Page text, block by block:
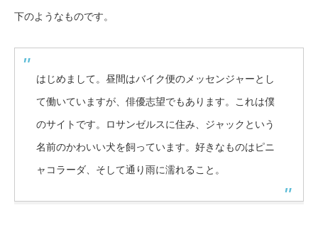
下のようなものです。
はじめまして。昼間はバイク便のメッセンジャーとし
て働いていますが、俳優志望でもあります。これは僕
のサイトです。ロサンゼルスに住み、ジャックという
名前のかわいい犬を飼っています。好きなものはピニ
ャコラーダ、そして通り雨に濡れること。